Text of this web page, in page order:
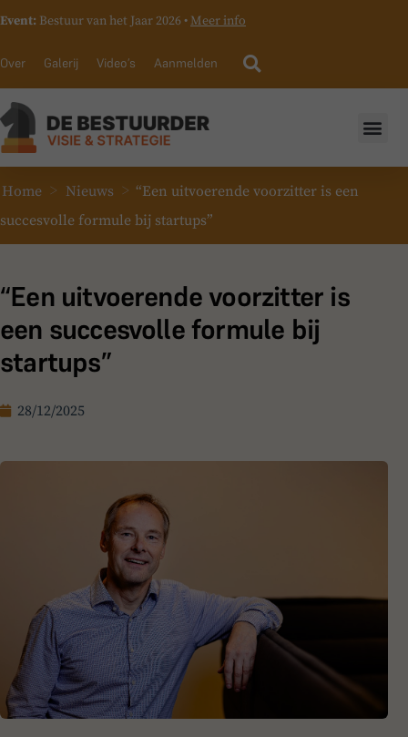
Event: Bestuur van het Jaar 2026 • Meer info
Over Galerij Video’s Aanmelden
Home > Nieuws > “Een uitvoerende voorzitter is een
succesvolle formule bij startups”
“Een uitvoerende voorzitter is
een succesvolle formule bij
startups”
28/12/2025